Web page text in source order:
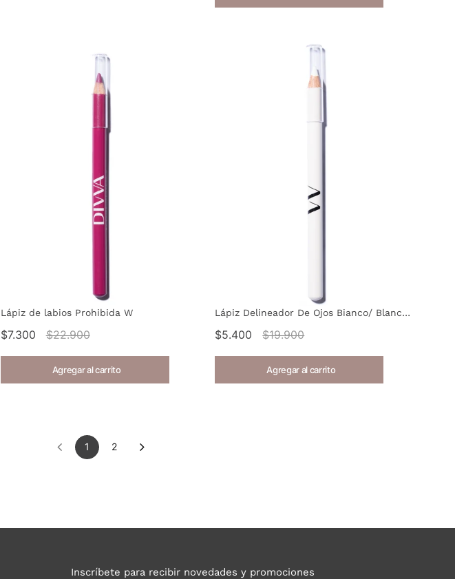
Lápiz de labios Prohibida W
$7.300 $22.900
Agregar al carrito
Lápiz Delineador De Ojos Bianco/ Blanco Divva
$5.400 $19.900
Agregar al carrito
1 2
Inscríbete para recibir novedades y promociones